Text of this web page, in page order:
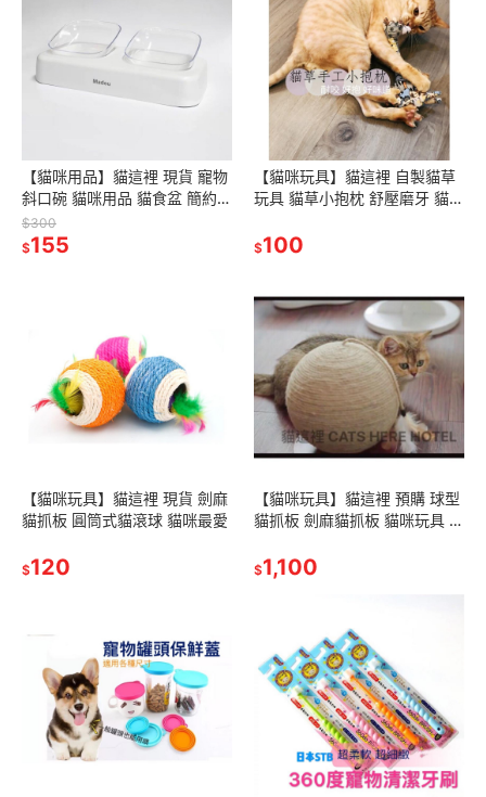
【貓咪用品】貓這裡 現貨 寵物
斜口碗 貓咪用品 貓食盆 簡約貓
碗
$300
$155
【貓咪玩具】貓這裡 自製貓草
玩具 貓草小抱枕 舒壓磨牙 貓草
$100
【貓咪玩具】貓這裡 現貨 劍麻
貓抓板 圓筒式貓滾球 貓咪最愛
$120
【貓咪玩具】貓這裡 預購 球型
貓抓板 劍麻貓抓板 貓咪玩具 劍
$1,100